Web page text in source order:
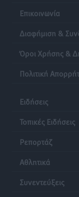
Επικοινωνία
Διαφήμιση &
Όροι Χρήσης &
Πολιτική
Ειδήσεις
Τοπικές Ειδήσεις
Ρεπορτάζ
Αθλητικά
Συνεντεύξεις